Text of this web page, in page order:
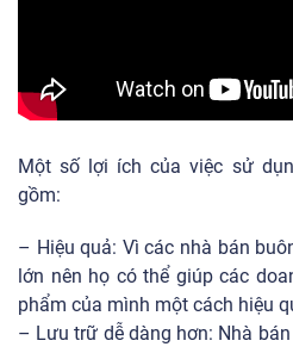
Một số lợi ích của việc sử
gồm:
– Hiệu quả: Vì các nhà bán
lớn nên họ có thể giúp các
phẩm của mình một cách hiệu
– Lưu trữ dễ dàng hơn: Nhà